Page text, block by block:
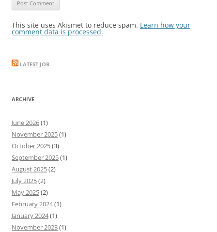
This site uses Akismet to reduce spam. Learn how your
comment data is processed.
LATEST JOB
ARCHIVE
June 2026(1)
November 2025(1)
October 2025(3)
September 2025(1)
August 2025(2)
July 2025(2)
May 2025(2)
February 2024(1)
January 2024(1)
November 2023(1)